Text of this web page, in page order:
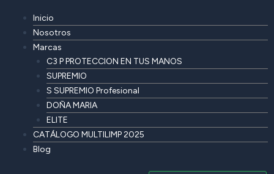
Inicio
Nosotros
Marcas
C3 P PROTECCION EN TUS MANOS
SUPREMIO
S SUPREMIO Profesional
DOÑA MARIA
ELITE
CATÁLOGO MULTILIMP 2025
Blog